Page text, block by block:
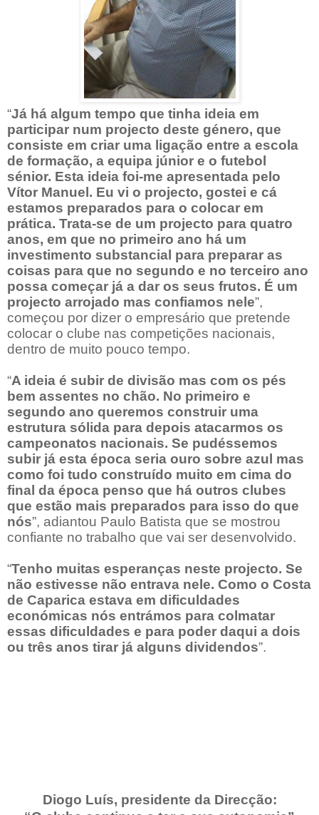
“Já há algum tempo que tinha ideia em
participar num projecto deste género, que
consiste em criar uma ligação entre a escola
de formação, a equipa júnior e o futebol
sénior. Esta ideia foi-me apresentada pelo
Vítor Manuel. Eu vi o projecto, gostei e cá
estamos preparados para o colocar em
prática. Trata-se de um projecto para quatro
anos, em que no primeiro ano há um
investimento substancial para preparar as
coisas para que no segundo e no terceiro ano
possa começar já a dar os seus frutos. É um
projecto arrojado mas confiamos nele”,
começou por dizer o empresário que pretende
colocar o clube nas competições nacionais,
dentro de muito pouco tempo.
“A ideia é subir de divisão mas com os pés
bem assentes no chão. No primeiro e
segundo ano queremos construir uma
estrutura sólida para depois atacarmos os
campeonatos nacionais. Se pudéssemos
subir já esta época seria ouro sobre azul mas
como foi tudo construído muito em cima do
final da época penso que há outros clubes
que estão mais preparados para isso do que
nós”, adiantou Paulo Batista que se mostrou
confiante no trabalho que vai ser desenvolvido.
“Tenho muitas esperanças neste projecto. Se
não estivesse não entrava nele. Como o Costa
de Caparica estava em dificuldades
económicas nós entrámos para colmatar
essas dificuldades e para poder daqui a dois
ou três anos tirar já alguns dividendos”.
Diogo Luís, presidente da Direcção: